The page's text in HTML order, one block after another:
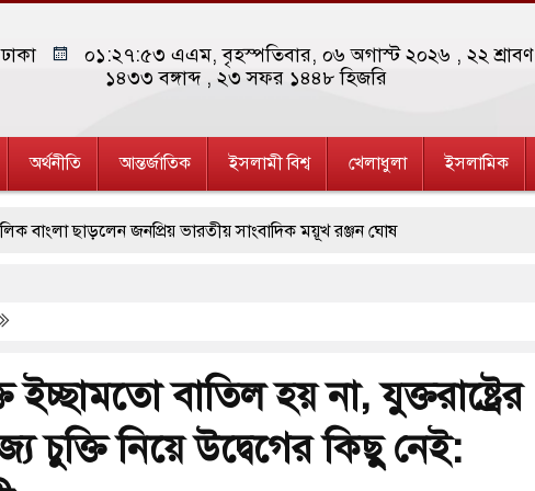
ঢাকা ০১:২৭:৫৩ এএম, বৃহস্পতিবার, ০৬ অগাস্ট ২০২৬ , ২২ শ্রাবণ
১৪৩৩ বঙ্গাব্দ , ২৩ সফর ১৪৪৮ হিজরি
অর্থনীতি আন্তর্জাতিক ইসলামী বিশ্ব খেলাধুলা ইসলামিক
ছাড়লেন জনপ্রিয় ভারতীয় সাংবাদিক ময়ূখ রঞ্জন ঘোষ
ও ছাত্রলীগের আচরণ ইসরায়েলের মতো: সাদিক
ও পাহাড়ি ঢলে ফুঁসে উঠেছে তিস্তা
ক্ষেপণাস্ত্র ইউনিট মোতায়েন করা হয়েছে: কিয়েভ
শিকার ভারতীয় জাহাজ ডুবল
ইচ্ছামতো বাতিল হয় না, যুক্তরাষ্ট্রের
চুক্তি নিয়ে উদ্বেগের কিছু নেই: